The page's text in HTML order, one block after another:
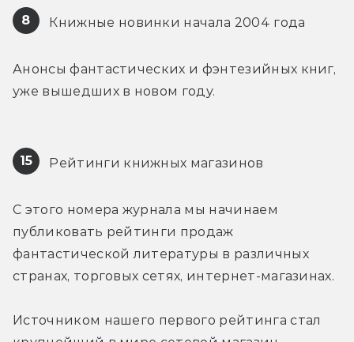
8 Книжные новинки начала 2004 года
Анонсы фантастических и фэнтезийных книг,
уже вышедших в новом году.
15 Рейтинги книжных магазинов
С этого номера журнала мы начинаем
публиковать рейтинги продаж
фантастической литературы в различных
странах, торговых сетях, интернет-магазинах.
Источником нашего первого рейтинга стал